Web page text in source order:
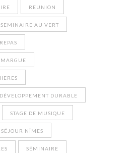
REUNION
SEMINAIRE AU VERT
DURABLE
STAGE DE MUSIQUE
SÉJOUR NÎMES
SÉMINAIRE